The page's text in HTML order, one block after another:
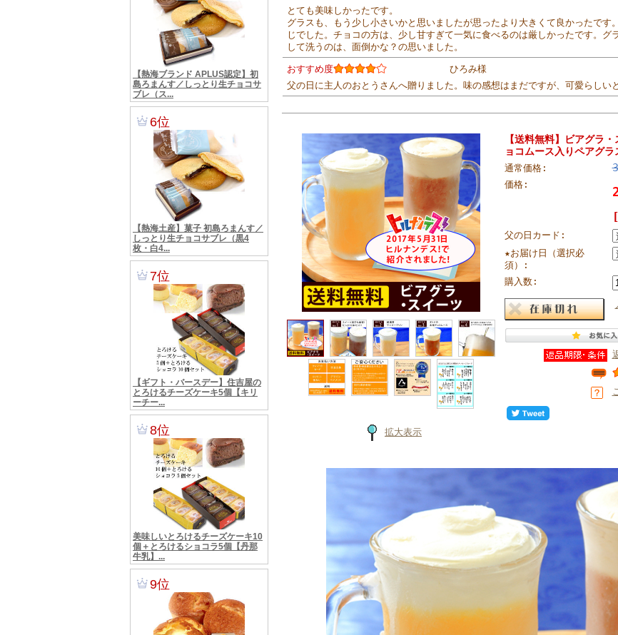
とても美味しかったです。
グラスも、もう少し小さいかと思いましたが思ったより大きくて良かったで
じでした。チョコの方は、少し甘すぎて一気に食べるのは厳しかったです。
して洗うのは、面倒かな？の思いました。
おすすめ度 ひろみ様
父の日に主人のおとうさんへ贈りました。味の感想はまだですが、可愛らしい
拡大表示
【送料無料】ビアグラ
ョコムース入りペアグラ
通常価格:
価格:
父の日カード:
★お届け日（選択必
須）:
購入数: